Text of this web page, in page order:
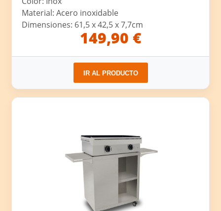
Material: Acero inoxidable
Dimensiones: 61,5 x 42,5 x 7,7cm
149,90 €
IR AL PRODUCTO